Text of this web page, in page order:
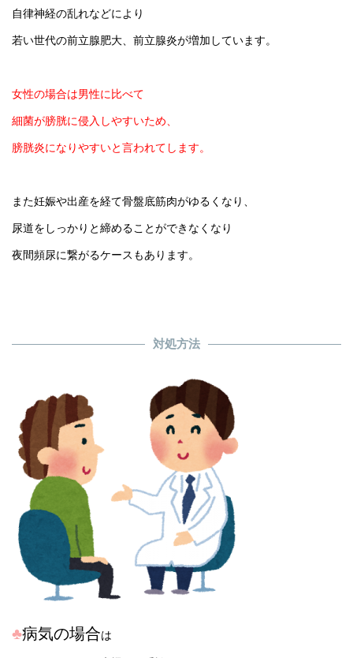
自律神経の乱れなどにより
若い世代の前立腺肥大、前立腺炎が増加しています。
女性の場合は男性に比べて
細菌が膀胱に侵入しやすいため、
膀胱炎になりやすいと言われてします。
また妊娠や出産を経て骨盤底筋肉がゆるくなり、
尿道をしっかりと締めることができなくなり
夜間頻尿に繋がるケースもあります。
対処方法
♣病気の場合は